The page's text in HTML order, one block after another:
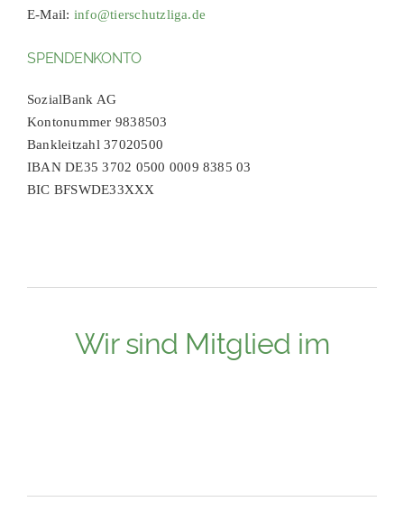
E-Mail: info@tierschutzliga.de
SPENDENKONTO
SozialBank AG
Kontonummer 9838503
Bankleitzahl 37020500
IBAN DE35 3702 0500 0009 8385 03
BIC BFSWDE33XXX
Wir sind Mitglied im